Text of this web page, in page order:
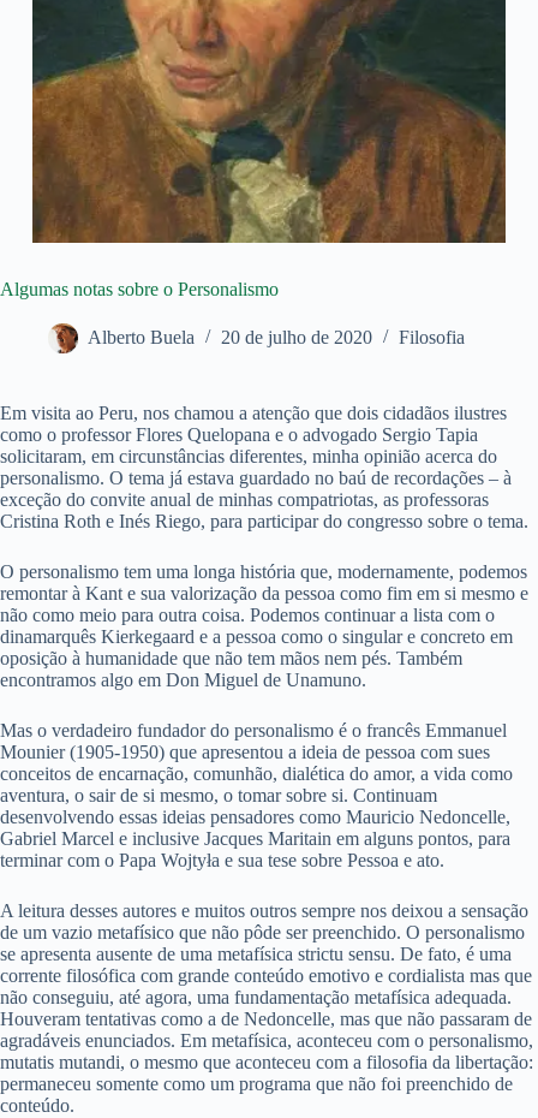
Algumas notas sobre o Personalismo
Alberto Buela 20 de julho de 2020 Filosofia
Em visita ao Peru, nos chamou a atenção que dois cidadãos ilustres
como o professor Flores Quelopana e o advogado Sergio Tapia
solicitaram, em circunstâncias diferentes, minha opinião acerca do
personalismo. O tema já estava guardado no baú de recordações – à
exceção do convite anual de minhas compatriotas, as professoras
Cristina Roth e Inés Riego, para participar do congresso sobre o tema.
O personalismo tem uma longa história que, modernamente, podemos
remontar à Kant e sua valorização da pessoa como fim em si mesmo e
não como meio para outra coisa. Podemos continuar a lista com o
dinamarquês Kierkegaard e a pessoa como o singular e concreto em
oposição à humanidade que não tem mãos nem pés. Também
encontramos algo em Don Miguel de Unamuno.
Mas o verdadeiro fundador do personalismo é o francês Emmanuel
Mounier (1905-1950) que apresentou a ideia de pessoa com sues
conceitos de encarnação, comunhão, dialética do amor, a vida como
aventura, o sair de si mesmo, o tomar sobre si. Continuam
desenvolvendo essas ideias pensadores como Mauricio Nedoncelle,
Gabriel Marcel e inclusive Jacques Maritain em alguns pontos, para
terminar com o Papa Wojtyła e sua tese sobre Pessoa e ato.
A leitura desses autores e muitos outros sempre nos deixou a sensação
de um vazio metafísico que não pôde ser preenchido. O personalismo
se apresenta ausente de uma metafísica strictu sensu. De fato, é uma
corrente filosófica com grande conteúdo emotivo e cordialista mas que
não conseguiu, até agora, uma fundamentação metafísica adequada.
Houveram tentativas como a de Nedoncelle, mas que não passaram de
agradáveis enunciados. Em metafísica, aconteceu com o personalismo,
mutatis mutandi, o mesmo que aconteceu com a filosofia da libertação:
permaneceu somente como um programa que não foi preenchido de
conteúdo.